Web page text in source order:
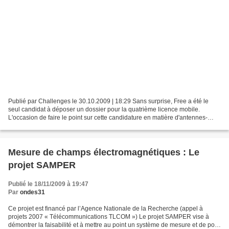
Publié par Challenges le 30.10.2009 | 18:29 Sans surprise, Free a été le
seul candidat à déposer un dossier pour la quatrième licence mobile.
L'occasion de faire le point sur cette candidature en matière d'antennes-
Mesure de champs électromagnétiques : Le
projet SAMPER
Publié le 18/11/2009 à 19:47
Par ondes31
Ce projet est financé par l’Agence Nationale de la Recherche (appel à
projets 2007 « Télécommunications TLCOM ») Le projet SAMPER vise à
démontrer la faisabilité et à mettre au point un système de mesure et de post